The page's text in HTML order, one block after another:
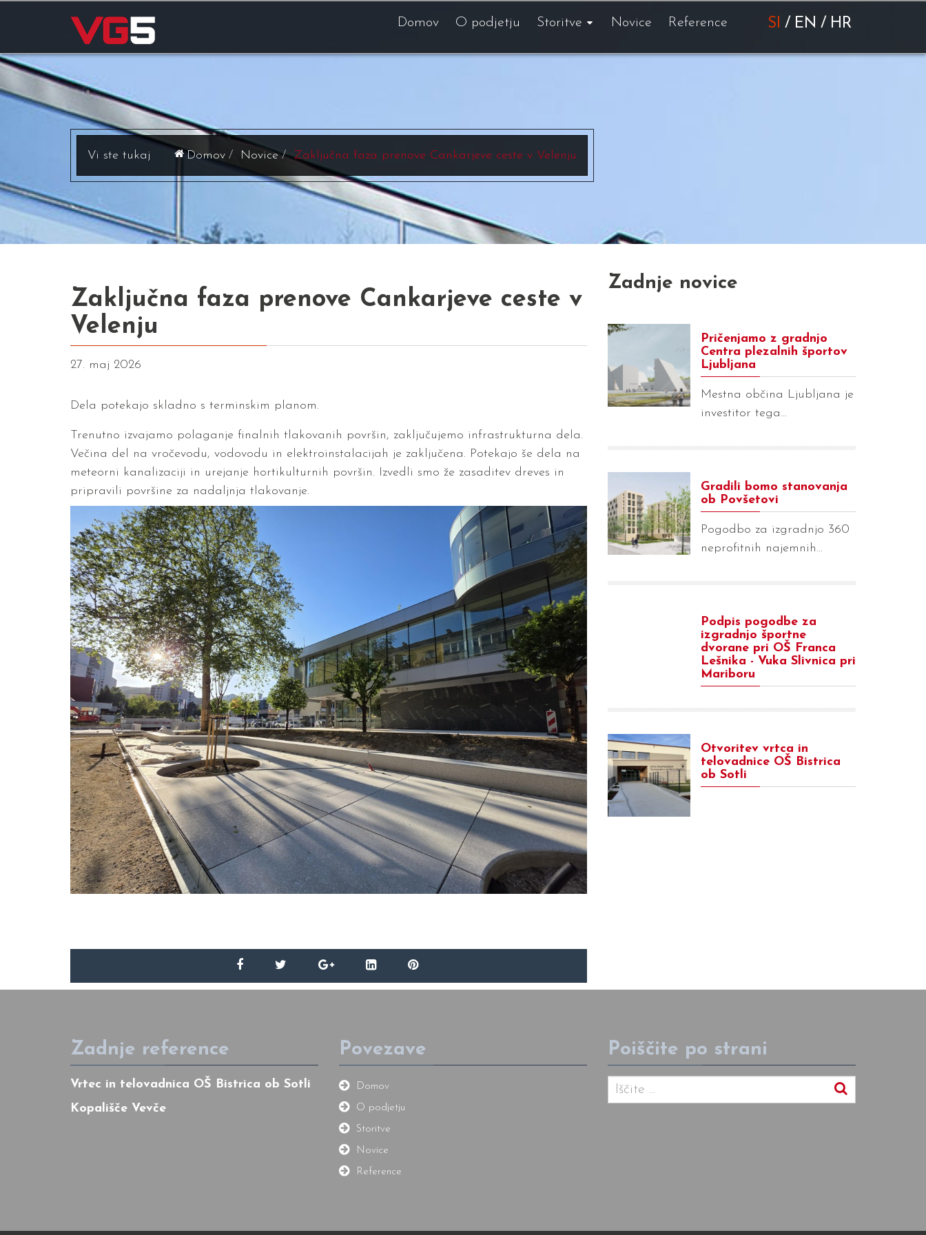
Domov O podjetju Storitve Novice Reference SI / EN / HR
Domov Novice Zaključna faza prenove Cankarjeve ceste v Velenju
Zaključna faza prenove Cankarjeve ceste v
Velenju
27. maj 2026
Dela potekajo skladno s terminskim planom.
Trenutno izvajamo polaganje finalnih tlakovanih površin, zaključujemo infrastrukturna dela.
Večina del na vročevodu, vodovodu in elektroinstalacijah je zaključena. Potekajo še dela na
meteorni kanalizaciji in urejanje hortikulturnih površin. Izvedli smo že zasaditev dreves in
pripravili površine za nadaljnja tlakovanje.
Zadnje novice
Pričenjamo z gradnjo
Centra plezalnih športov
Ljubljana
Mestna občina Ljubljana je
investitor tega…
Gradili bomo stanovanja
ob Povšetovi
Pogodbo za izgradnjo 360
neprofitnih najemnih…
Podpis pogodbe za
izgradnjo športne
dvorane pri OŠ Franca
Lešnika - Vuka Slivnica pri
Mariboru
Otvoritev vrtca in
telovadnice OŠ Bistrica
ob Sotli
Zadnje reference
Vrtec in telovadnica OŠ Bistrica ob Sotli
Kopališče Vevče
Povezave
Domov
O podjetju
Storitve
Novice
Reference
Poiščite po strani